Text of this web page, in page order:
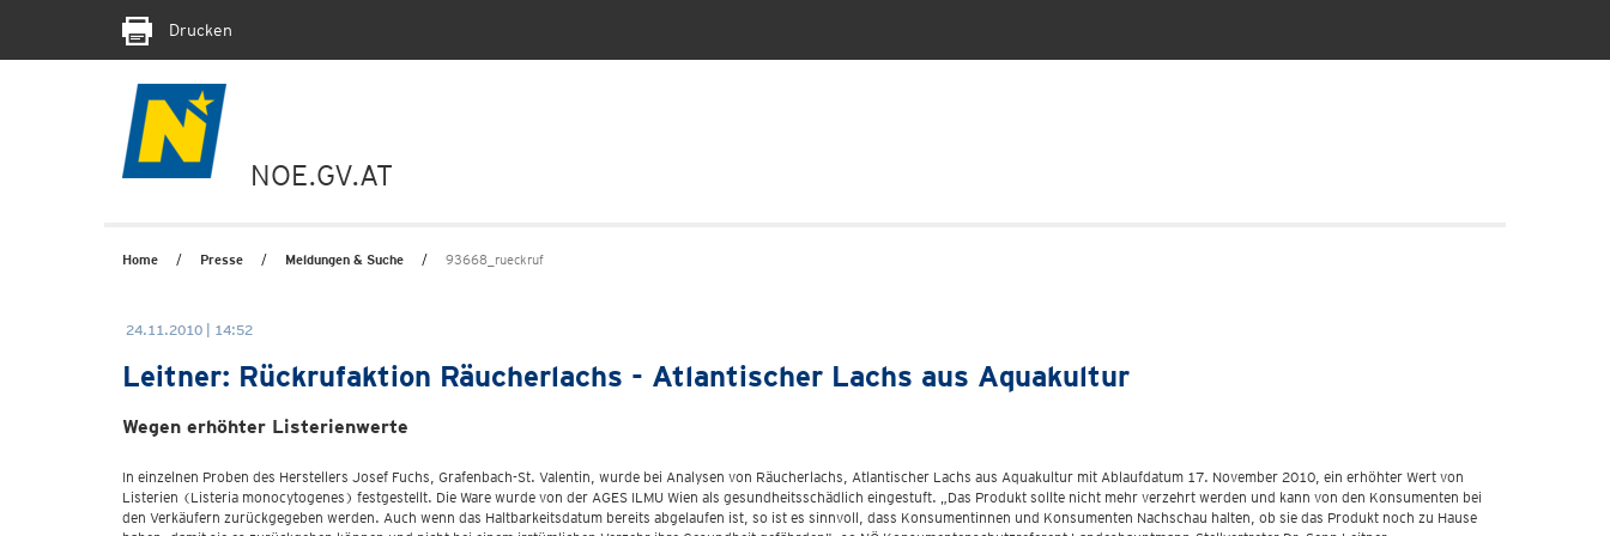
Drucken
NOE.GV.AT
Home Presse Meldungen & Suche 93668_rueckruf
24.11.2010 | 14:52
Leitner: Rückrufaktion Räucherlachs - Atlantischer Lachs aus Aquakultur
Wegen erhöhter Listerienwerte
In einzelnen Proben des Herstellers Josef Fuchs, Grafenbach-St. Valentin, wurde bei Analysen von Räucherlachs, Atlantischer Lachs aus Aquakultur mit Ablaufdatum 17. November 2010, ein erhöhter Wert von
Listerien (Listeria monocytogenes) festgestellt. Die Ware wurde von der AGES ILMU Wien als gesundheitsschädlich eingestuft. „Das Produkt sollte nicht mehr verzehrt werden und kann von den Konsumenten bei
den Verkäufern zurückgegeben werden. Auch wenn das Haltbarkeitsdatum bereits abgelaufen ist, so ist es sinnvoll, dass Konsumentinnen und Konsumenten Nachschau halten, ob sie das Produkt noch zu Hause